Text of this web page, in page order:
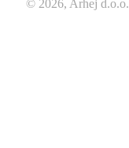
© 2026, Arhej d.o.o.